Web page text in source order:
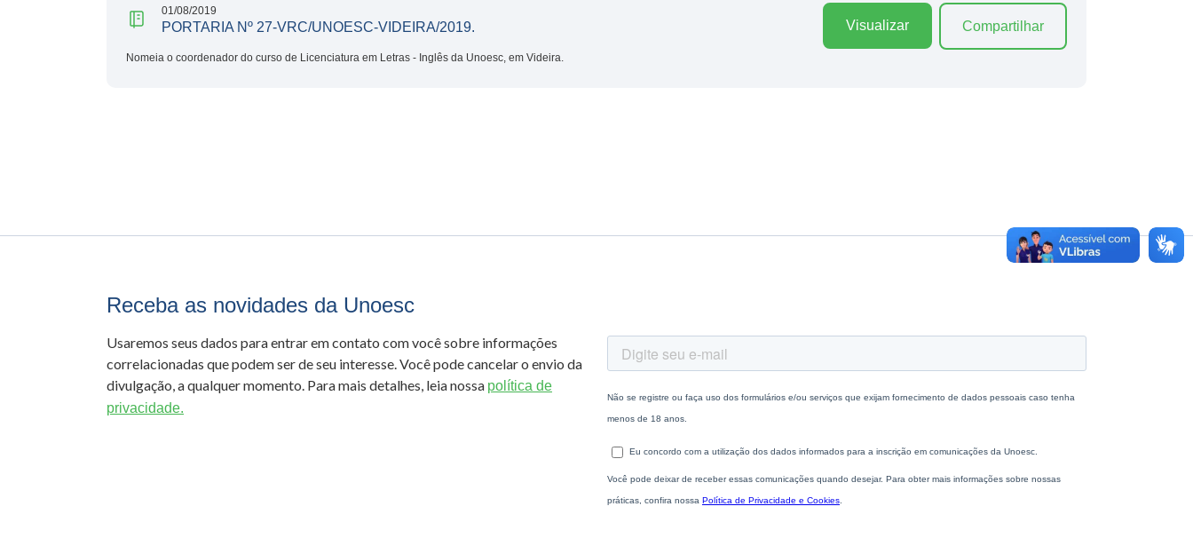
01/08/2019
PORTARIA Nº 27-VRC/UNOESC-VIDEIRA/2019.
Nomeia o coordenador do curso de Licenciatura em Letras - Inglês da Unoesc, em Videira.
Visualizar Compartilhar
Receba as novidades da Unoesc
Usaremos seus dados para entrar em contato com você sobre informações
correlacionadas que podem ser de seu interesse. Você pode cancelar o envio da
divulgação, a qualquer momento. Para mais detalhes, leia nossa política de
privacidade.